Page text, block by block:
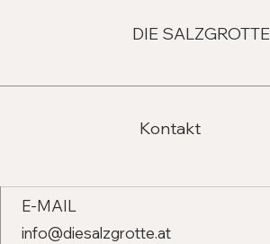
DIE SALZGROTTE
Kontakt
E-MAIL
info@diesalzgrotte.at